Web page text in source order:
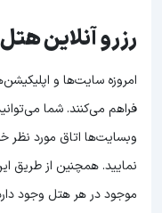
رزرو آنلاین
امروزه سایت‌ها و
فراهم می‌کنند. شما
وبسایت‌ها اتاق مورد نظر
نمایید. همچنین از طریق
موجود در هر هتل وجود